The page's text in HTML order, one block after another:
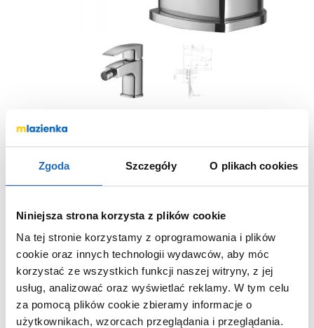
Zgoda Szczegóły O plikach cookies
Niniejsza strona korzysta z plików cookie
Na tej stronie korzystamy z oprogramowania i plików
cookie oraz innych technologii wydawców, aby móc
korzystać ze wszystkich funkcji naszej witryny, z jej
usług, analizować oraz wyświetlać reklamy. W tym celu
za pomocą plików cookie zbieramy informacje o
użytkownikach, wzorcach przeglądania i przeglądania.
Omnires Murray MU6120CR bateria bidetowa
Ten produkt nie jest już dostępny w naszej ofercie.